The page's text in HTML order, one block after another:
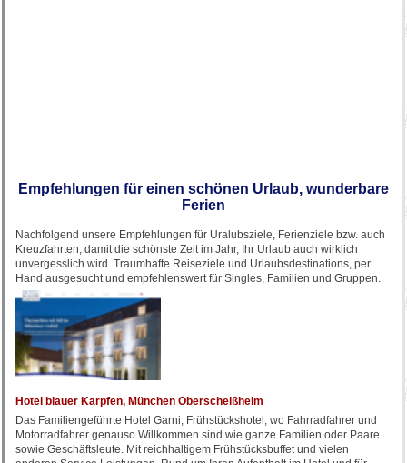
Empfehlungen für einen schönen Urlaub, wunderbare
Ferien
Nachfolgend unsere Empfehlungen für Uralubsziele, Ferienziele bzw. auch
Kreuzfahrten, damit die schönste Zeit im Jahr, Ihr Urlaub auch wirklich
unvergesslich wird. Traumhafte Reiseziele und Urlaubsdestinations, per
Hand ausgesucht und empfehlenswert für Singles, Familien und Gruppen.
Hotel blauer Karpfen, München Oberscheißheim
Das Familiengeführte Hotel Garni, Frühstückshotel, wo Fahrradfahrer und
Motorradfahrer genauso Willkommen sind wie ganze Familien oder Paare
sowie Geschäftsleute. Mit reichhaltigem Frühstücksbuffet und vielen